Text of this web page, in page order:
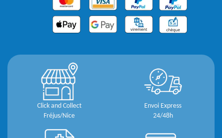
Click and Collect
Fréjus/Nice
Envoi Express
24/48h